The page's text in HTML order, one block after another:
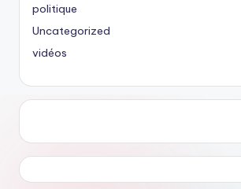
politique
Uncategorized
vidéos